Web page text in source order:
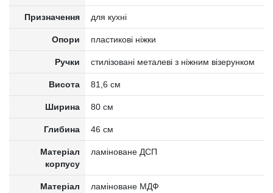
Призначення для кухні
Опори пластикові ніжки
Ручки стилізовані металеві з ніжним візерунком
Висота 81,6 см
Ширина 80 см
Глибина 46 см
Матеріал
корпусу
ламіноване ДСП
Матеріал
ламіноване МДФ